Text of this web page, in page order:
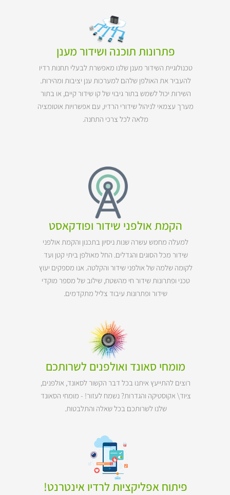
פתרונות תוכנה ושידור מענן
טכנולוגיית השידור מענן שלנו מאפשרת לבעלי תחנות רדיו
להעביר את האולפן שלהם למערכות ענן יציבות ומהירות.
השירות יכול לשמש בתור גיבוי של קו שידור קיים, או בתור
מערך עצמאי לניהול שידורי הרדיו, עם אפשרויות אוטומציה
מלאה לכל צרכי התחנה.
הקמת אולפני שידור ופודקאסט
למעלה מחמש עשרה שנות ניסיון בתכנון והקמת אולפני
שידור מכל הסוגים והגדלים. החל מאולפן ביתי קטן ועד
לקומה שלמה של אולפני שידור והקלטה. אנו מספקים יעוץ
טכני ופתרונות שידור חי מהשטח, שילוב של מספר מוקדי
שידור ופתרונות עיבוד צליל מתקדמים.
מומחי סאונד ואולפנים לשרותכם
רוצים להתייעץ איתנו בכל דבר הקשור לסאונד, אולפנים,
ציוד\ אקוסטיקה והגדרות? נשמח לעזור! - מומחי הסאונד
שלנו לשרותכם בכל שאלה והתלבטות.
פיתוח אפליקציות לרדיו אינטרנט!